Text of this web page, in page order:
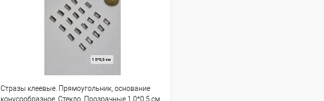
Стразы клеевые. Прямоугольник, основание
конусообразное. Стекло. Прозрачные 1,0*0,5 см.